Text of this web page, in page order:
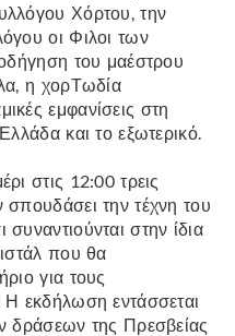
Χόρτου, την
οι Φιλοι των
του μαέστρου
η χορΤωδία
εμφανίσεις στη
και το εξωτερικό.
στις 12:00 τρεις
την τέχνη του
στην ίδια
που θα
για τους
Η εκδήλωση εντάσσεται
δράσεων της Πρεσβείας